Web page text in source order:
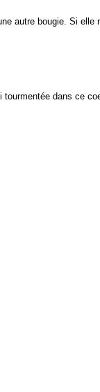
autre bougie. Si elle
dans ce